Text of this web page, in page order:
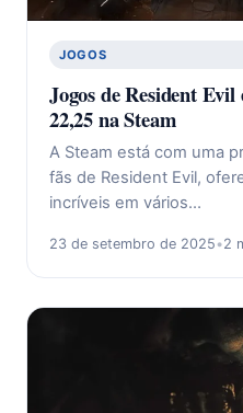
JOGOS
Jogos de Resident
22,25 na Steam
A Steam está com uma
fãs de Resident Evil,
incríveis em vários…
23 de setembro de 2025•2